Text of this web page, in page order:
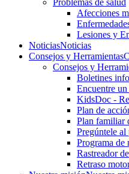
Problemas de salud
Afecciones
Lesiones y
NoticiasNoticias
Consejos y Herramientas
Consejos y
Boletines
Encuentre un
KidsDoc -
Plan de
Plan familiar
Pregúntele al
Programa de
Rastre​​ador
Retraso